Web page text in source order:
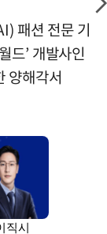
패션 전문 기
드’ 개발사인
양해각서